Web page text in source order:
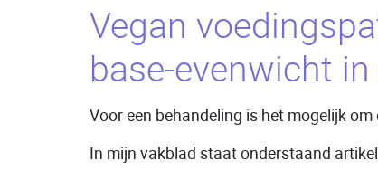
Vegan
base-evenwicht
Voor een behandeling is het mogelijk
In mijn vakblad staat onderstaand